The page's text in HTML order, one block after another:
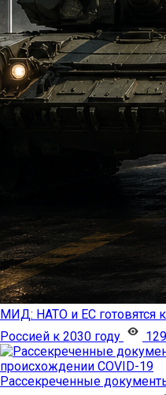
МИД: НАТО и ЕС готовятся
Россией к 2030 году
129
Рассекреченные